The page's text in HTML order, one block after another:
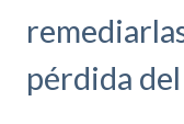
pérdida